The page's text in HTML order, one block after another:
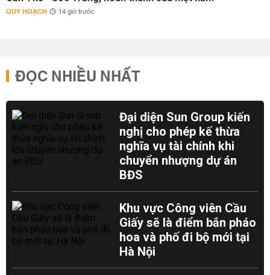
QUY HOẠCH 14 giờ trước
ĐỌC NHIỀU NHẤT
Đại diện Sun Group kiến
nghị cho phép kế thừa
nghĩa vụ tài chính khi
chuyển nhượng dự án
BĐS
Khu vực Công viên Cầu
Giấy sẽ là điểm bắn pháo
hoa và phố đi bộ mới tại
Hà Nội